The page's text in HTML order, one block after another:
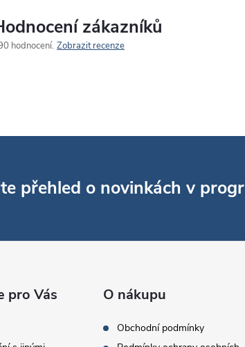
ý
i
zákazníků
hodnocení Zobrazit recenze
přehled o novinkách v
pro Vás O nákupu
Obchodní podmínky